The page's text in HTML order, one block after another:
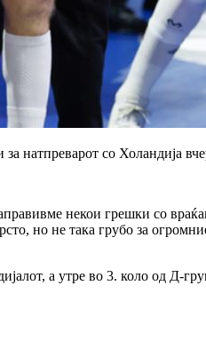
натпреварот со Холандија
некои грешки со
но не така грубо за
а утре во 3. коло од Д-